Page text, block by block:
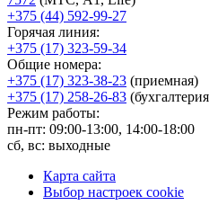
+375 (44) 592-99-27
Горячая линия:
+375 (17) 323-59-34
Общие номера:
+375 (17) 323-38-23 (приемная)
+375 (17) 258-26-83
Режим работы:
пн-пт: 09:00-13:00, 14:00-18:00
сб, вс: выходные
Карта сайта
Выбор настроек cookie